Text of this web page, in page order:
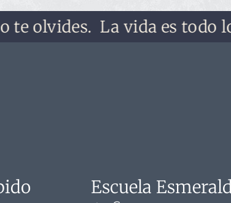
La vida es todo lo
Escuela